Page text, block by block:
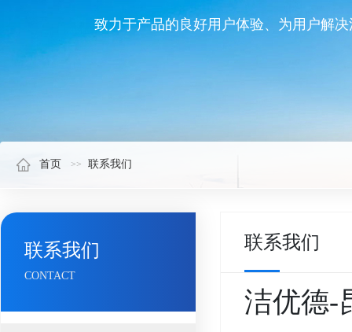
致力于产品的良好用户体验、为用户解
首页 联系我们
联系我们
CONTACT
联系我们
洁优德-